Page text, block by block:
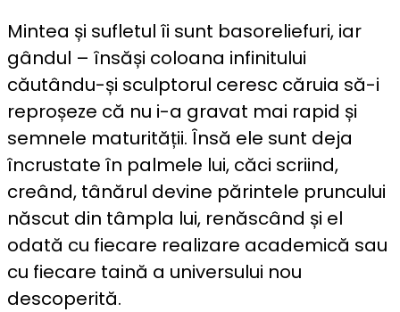
Mintea și sufletul îi sunt basoreliefuri, iar
gândul – însăși coloana infinitului
căutându-și sculptorul ceresc căruia să-i
reproșeze că nu i-a gravat mai rapid și
semnele maturității. Însă ele sunt deja
încrustate în palmele lui, căci scriind,
creând, tânărul devine părintele pruncului
născut din tâmpla lui, renăscând și el
odată cu fiecare realizare academică sau
cu fiecare taină a universului nou
descoperită.